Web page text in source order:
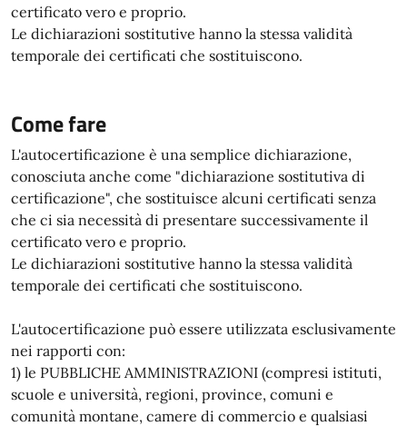
certificato vero e proprio.
Le dichiarazioni sostitutive hanno la stessa validità
temporale dei certificati che sostituiscono.
Come fare
L'autocertificazione è una semplice dichiarazione,
conosciuta anche come "dichiarazione sostitutiva di
certificazione", che sostituisce alcuni certificati senza
che ci sia necessità di presentare successivamente il
certificato vero e proprio.
Le dichiarazioni sostitutive hanno la stessa validità
temporale dei certificati che sostituiscono.
L'autocertificazione può essere utilizzata esclusivamente
nei rapporti con:
1) le PUBBLICHE AMMINISTRAZIONI (compresi istituti,
scuole e università, regioni, province, comuni e
comunità montane, camere di commercio e qualsiasi